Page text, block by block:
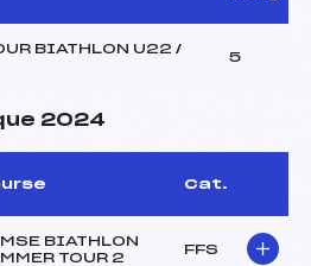
BIATHLON U22 /
5
2024
Cat.
BIATHLON
TOUR 2
FFS